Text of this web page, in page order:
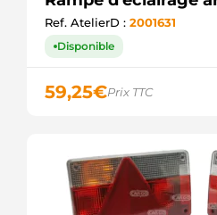
Ref. AtelierD : 2001631
Disponible
59,25€Prix TTC